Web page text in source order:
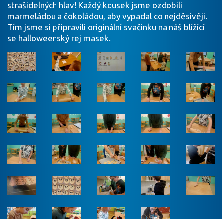
strašidelných hlav! Každý kousek jsme ozdobili
marmeládou a čokoládou, aby vypadal co nejděsivěji.
Tím jsme si připravili originální svačinku na náš blížící
se halloweenský rej masek.